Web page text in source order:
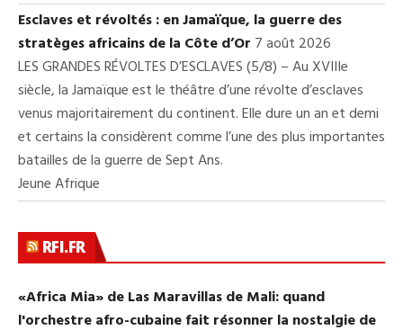
Esclaves et révoltés : en Jamaïque, la guerre des
stratèges africains de la Côte d’Or 7 août 2026
LES GRANDES RÉVOLTES D’ESCLAVES (5/8) – Au XVIIIe
siècle, la Jamaïque est le théâtre d’une révolte d’esclaves
venus majoritairement du continent. Elle dure un an et demi
et certains la considèrent comme l’une des plus importantes
batailles de la guerre de Sept Ans.
Jeune Afrique
RFI.FR
«Africa Mia» de Las Maravillas de Mali: quand
l'orchestre afro-cubaine fait résonner la nostalgie de